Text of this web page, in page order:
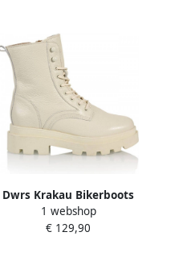
Dwrs Krakau Bikerboots
Leer | Off white Wit Dames
1 webshop
€ 129,90